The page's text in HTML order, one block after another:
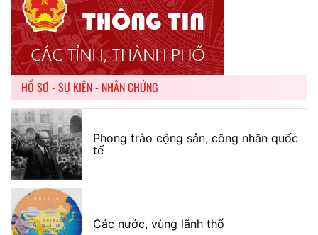
HỒ SƠ - SỰ KIỆN - NHÂN CHỨNG
Phong trào cộng sản, công nhân quốc
tế
Các nước, vùng lãnh thổ